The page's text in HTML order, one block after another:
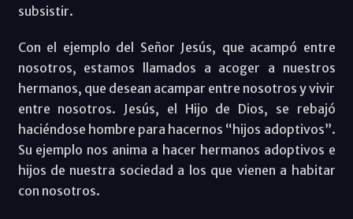
subsistir.
Con el ejemplo del Señor Jesús, que acampó entre
nosotros, estamos llamados a acoger a nuestros
hermanos, que desean acampar entre nosotros y vivir
entre nosotros. Jesús, el Hijo de Dios, se rebajó
haciéndose hombre para hacernos “hijos adoptivos”.
Su ejemplo nos anima a hacer hermanos adoptivos e
hijos de nuestra sociedad a los que vienen a habitar
con nosotros.